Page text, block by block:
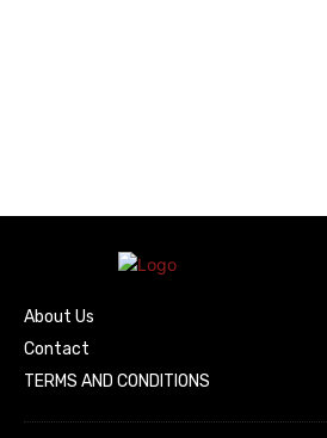
About Us
Contact
TERMS AND CONDITIONS